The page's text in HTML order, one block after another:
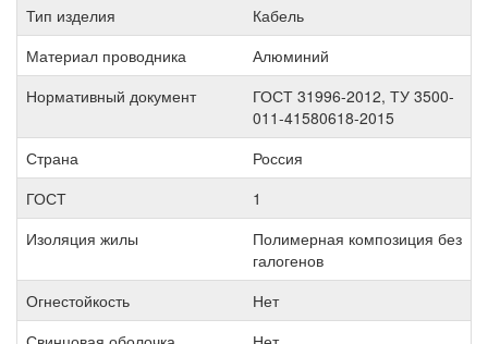
Тип изделия
Кабель
Материал проводника
Алюминий
Нормативный документ
ГОСТ 31996-2012, ТУ 3500-
011-41580618-2015
Страна
Россия
ГОСТ
1
Изоляция жилы
Полимерная композиция без
галогенов
Огнестойкость
Нет